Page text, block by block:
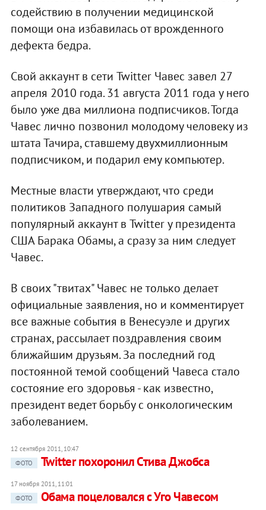
содействию в получении медицинской
помощи она избавилась от врожденного
дефекта бедра.
Свой аккаунт в сети Twitter Чавес завел 27
апреля 2010 года. 31 августа 2011 года у него
было уже два миллиона подписчиков. Тогда
Чавес лично позвонил молодому человеку из
штата Тачира, ставшему двухмиллионным
подписчиком, и подарил ему компьютер.
Местные власти утверждают, что среди
политиков Западного полушария самый
популярный аккаунт в Twitter у президента
США Барака Обамы, а сразу за ним следует
Чавес.
В своих "твитах" Чавес не только делает
официальные заявления, но и комментирует
все важные события в Венесуэле и других
странах, рассылает поздравления своим
ближайшим друзьям. За последний год
постоянной темой сообщений Чавеса стало
состояние его здоровья - как известно,
президент ведет борьбу с онкологическим
заболеванием.
12 сентября 2011, 10:47
ФОТО
Twitter похоронил Стива Джобса
17 ноября 2011, 11:01
ФОТО
Обама поцеловался с Уго Чавесом